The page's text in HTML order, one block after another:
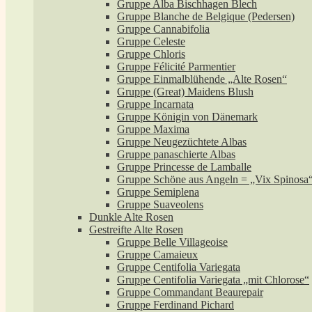
Gruppe Alba Bischhagen Blech
Gruppe Blanche de Belgique (Pedersen)
Gruppe Cannabifolia
Gruppe Celeste
Gruppe Chloris
Gruppe Félicité Parmentier
Gruppe Einmalblühende „Alte Rosen“
Gruppe (Great) Maidens Blush
Gruppe Incarnata
Gruppe Königin von Dänemark
Gruppe Maxima
Gruppe Neugezüchtete Albas
Gruppe panaschierte Albas
Gruppe Princesse de Lamballe
Gruppe Schöne aus Angeln = „Vix
Gruppe Semiplena
Gruppe Suaveolens
Dunkle Alte Rosen
Gestreifte Alte Rosen
Gruppe Belle Villageoise
Gruppe Camaieux
Gruppe Centifolia Variegata
Gruppe Centifolia Variegata „mit Chlorose“
Gruppe Commandant Beaurepair
Gruppe Ferdinand Pichard